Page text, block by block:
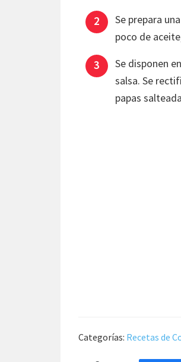
Se prepara
poco de
Se disponen
salsa. Se
papas
Categorías: Recetas de